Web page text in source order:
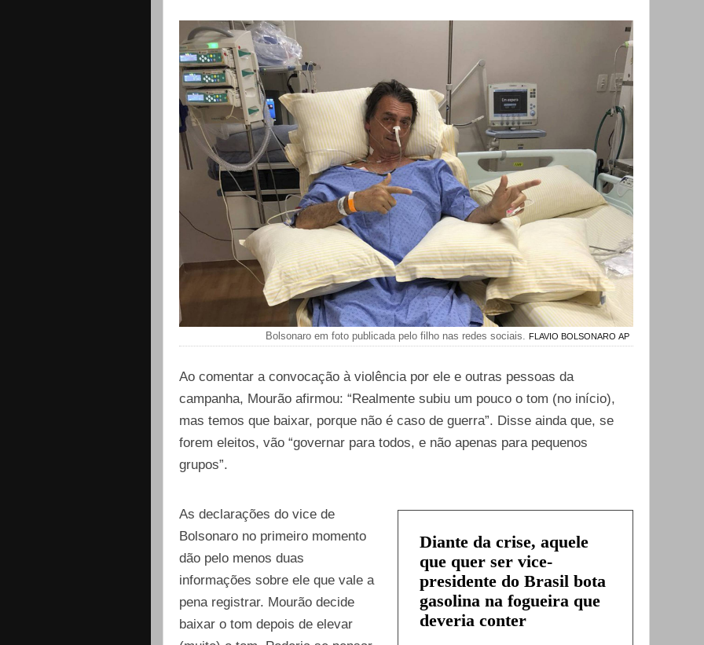
Bolsonaro em foto publicada pelo filho nas redes sociais. FLAVIO BOLSONARO AP
Ao comentar a convocação à violência por ele e outras pessoas da
campanha, Mourão afirmou: “Realmente subiu um pouco o tom (no início),
mas temos que baixar, porque não é caso de guerra”. Disse ainda que, se
forem eleitos, vão “governar para todos, e não apenas para pequenos
grupos”.
Diante da crise, aquele
que quer ser vice-
presidente do Brasil bota
gasolina na fogueira que
deveria conter
As declarações do vice de
Bolsonaro no primeiro momento
dão pelo menos duas
informações sobre ele que vale a
pena registrar. Mourão decide
baixar o tom depois de elevar